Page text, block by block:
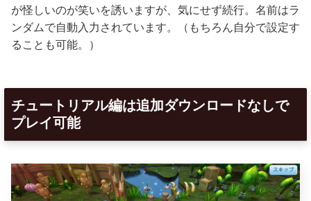
が怪しいのが笑いを誘いますが、気にせず続行。名前はラ
ンダムで自動入力されています。（もちろん自分で設定す
ることも可能。）
チュートリアル編は追加ダウンロードなしで
プレイ可能